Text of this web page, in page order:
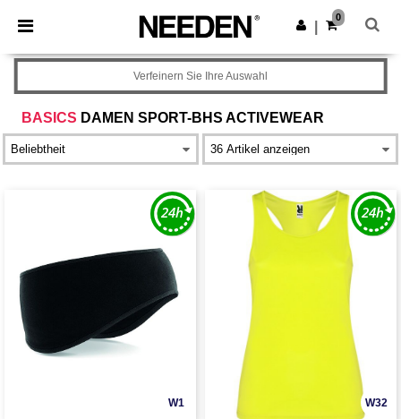
× Needen App
Bessere Preise in der App!
App holen
0
BASICS DAMEN SPORT-BHS ACTIVEWEAR
Verfeinern Sie Ihre Auswahl
W1 W32